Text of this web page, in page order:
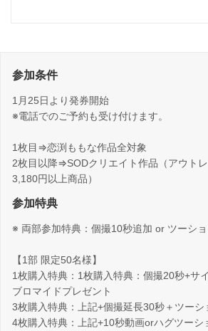
参加条件
1月25日より発券開始
※電話でのご予約も受け付けます。
1枚目⇒恋渕ももな作品全対象
2枚目以降⇒SODクリエイト作品（アウトレ
3,180円以上商品）
参加特典
※ 両部参加特典：個撮10秒追加 or ツーシ
【1部 限定50名様】
1枚購入特典：1枚購入特典：個撮20秒+サ
ブロマイドプレゼント
3枚購入特典：上記+個撮延長30秒＋ツーシ
4枚購入特典：上記+10秒動画orハグツーシ